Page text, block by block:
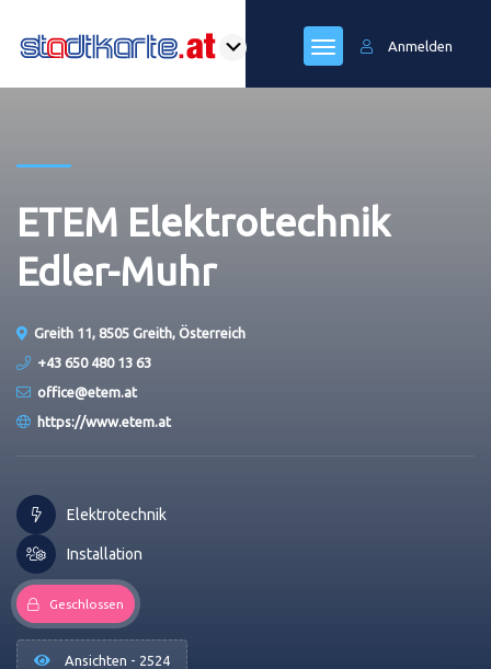
Anmelden
ETEM Elektrotechnik
Edler-Muhr
Greith 11, 8505 Greith, Österreich
+43 650 480 13 63
office@etem.at
https://www.etem.at
Elektrotechnik
Installation
Geschlossen
Ansichten - 2524